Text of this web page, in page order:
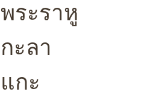
พระราหู
กะลา
แกะ